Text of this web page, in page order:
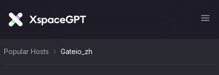
Popular Hosts Gateio_zh